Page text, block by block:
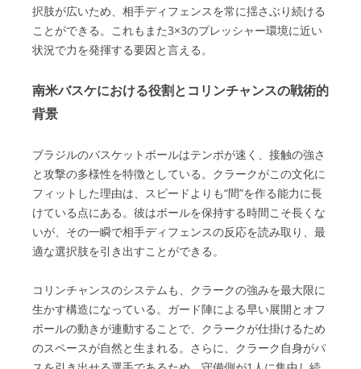
択肢が広いため、相手ディフェンスを常に揺さぶり続ける
ことができる。これもまた3×3のプレッシャー環境に近い
状況で力を発揮する要因と言える。
南米バスケにおける役割とコリンチャンスの戦術的
背景
ブラジルのバスケットボールはテンポが速く、接触の強さ
と攻撃の多様性を特徴としている。クラークがこの文化に
フィットした理由は、スピードよりも“間”を作る能力に長
けている点にある。彼はボールを保持する時間こそ長くな
いが、その一瞬で相手ディフェンスの反応を読み取り、最
適な選択肢を引き出すことができる。
コリンチャンスのシステムも、クラークの強みを最大限に
生かす構造になっている。ガード陣による早い展開とオフ
ボールの動きが連動することで、クラークが仕掛けるため
のスペースが自然と生まれる。さらに、クラーク自身がパ